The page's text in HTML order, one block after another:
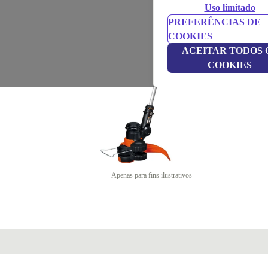
Uso limitado
PREFERÊNCIAS DE
COOKIES
ACEITAR TODOS
COOKIES
Apenas para fins ilustrativos